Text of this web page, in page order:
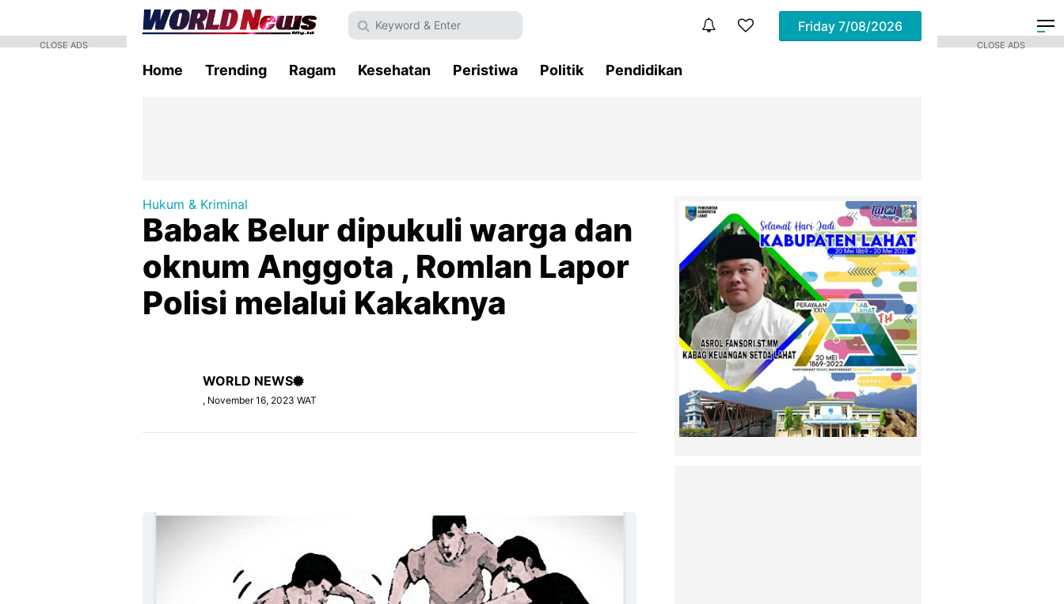
Friday 7/08/2026
Home Trending Ragam Kesehatan Peristiwa Politik Pendidikan
Hukum & Kriminal
Babak Belur dipukuli warga dan
oknum Anggota , Romlan Lapor
Polisi melalui Kakaknya
WORLD NEWS
, November 16, 2023 WAT
CLOSE ADS CLOSE ADS